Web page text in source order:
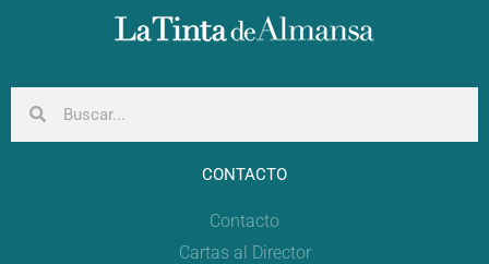
CONTACTO
Contacto
Cartas al Director